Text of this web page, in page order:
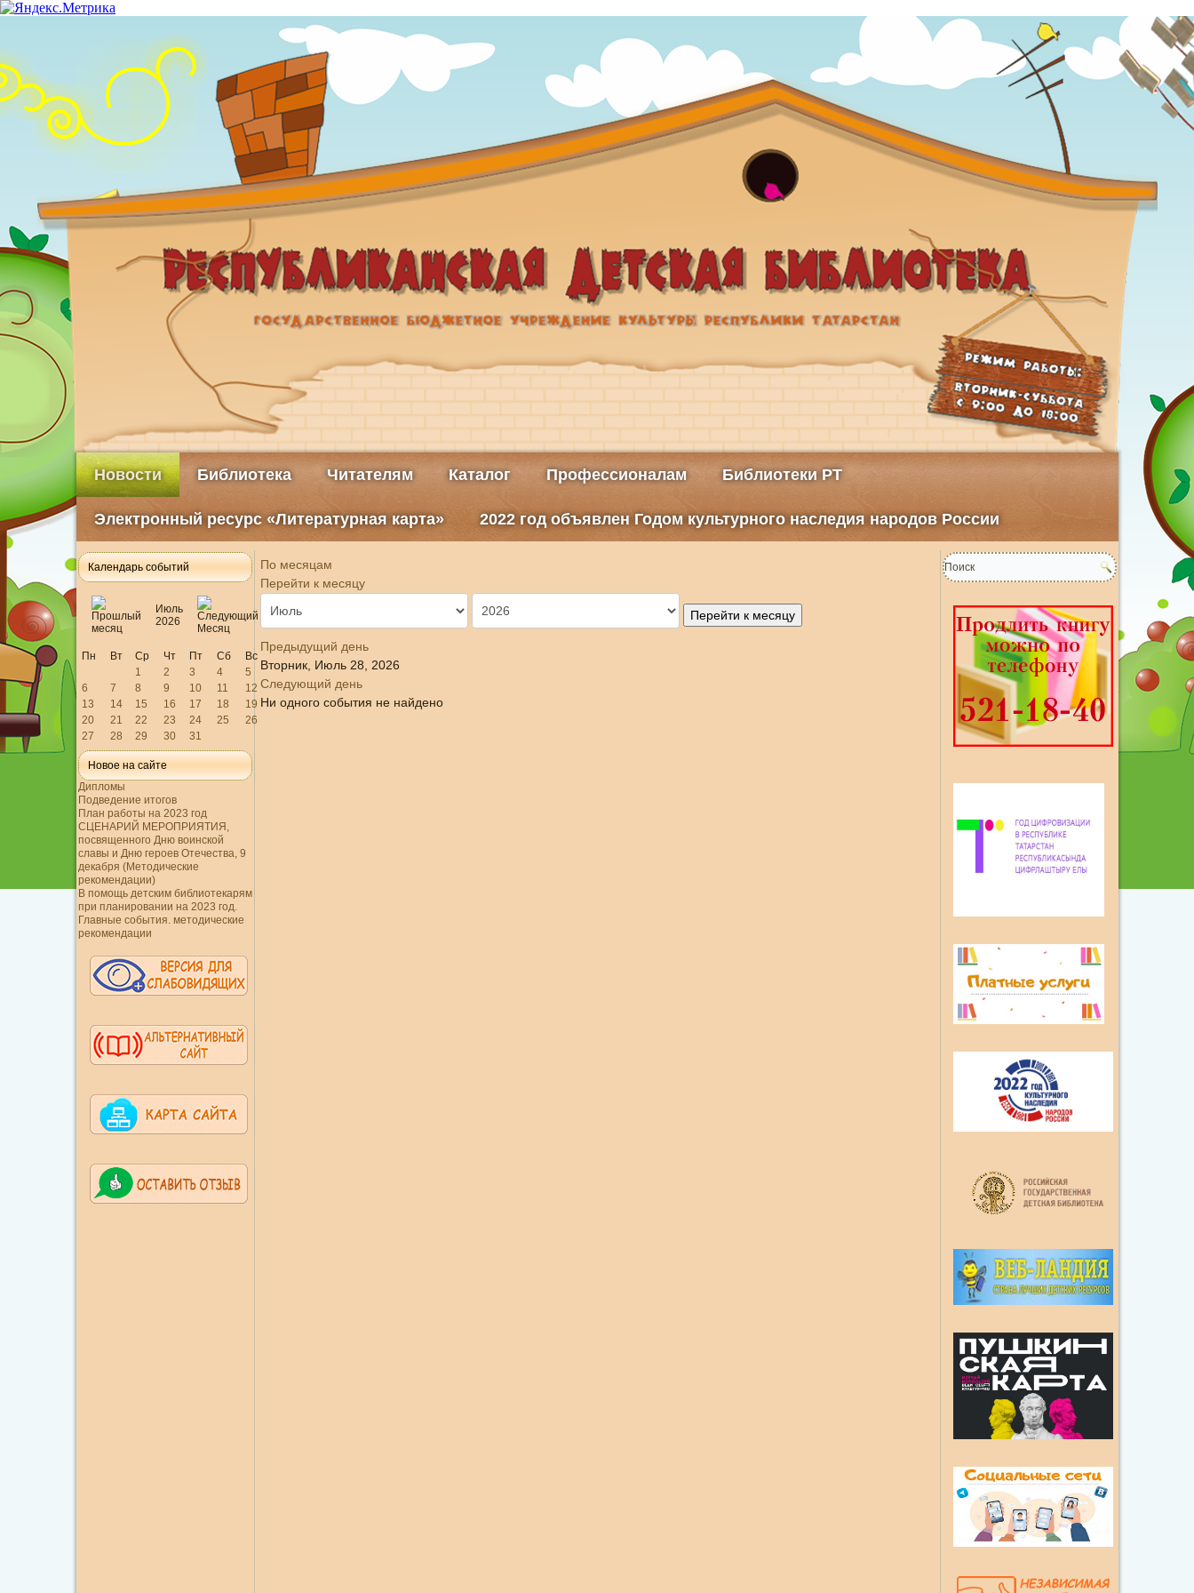
Новости Библиотека Читателям Каталог Профессионалам Библиотеки РТ
Электронный ресурс «Литературная карта» 2022 год объявлен Годом культурного наследия народов России
Календарь событий
Июль
2026
Пн Вт Ср Чт Пт Сб
Вс
1
2 3 4
5
6
7 8 9 10 11
12
13
14 15 16 17 18
19
20
21 22 23 24 25
26
27
28 29 30 31
Новое на сайте
Дипломы
Подведение итогов
План работы на 2023 год
СЦЕНАРИЙ МЕРОПРИЯТИЯ,
посвященного Дню воинской
славы и Дню героев Отечества, 9
декабря (Методические
рекомендации)
В помощь детским библиотекарям
при планировании на 2023 год.
Главные события. методические
рекомендации
По месяцам
Перейти к месяцу
Перейти к месяцу
Предыдущий день
Вторник, Июль 28, 2026
Следующий день
Ни одного события не найдено